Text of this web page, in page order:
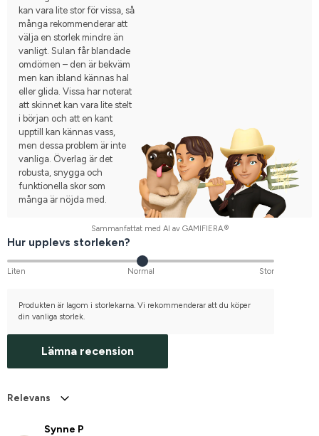
kan vara lite stor för vissa, så
många rekommenderar att
välja en storlek mindre än
vanligt. Sulan får blandade
omdömen – den är bekväm
men kan ibland kännas hal
eller glida. Vissa har noterat
att skinnet kan vara lite stelt
i början och att en kant
upptill kan kännas vass,
men dessa problem är inte
vanliga. Överlag är det
robusta, snygga och
funktionella skor som
många är nöjda med.
Sammanfattat med AI av GAMIFIERA.®
Hur upplevs storleken?
Liten Normal Stor
Produkten är lagom i storlekarna. Vi rekommenderar att du köper
din vanliga storlek.
Lämna recension
Relevans
Synne P